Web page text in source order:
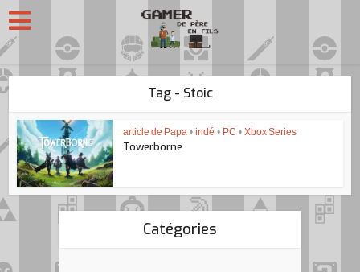
Tag - Stoic
article de Papa • indé • PC • Xbox Series
Towerborne
Catégories